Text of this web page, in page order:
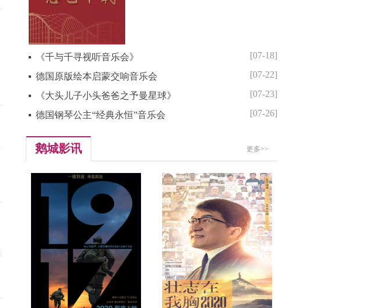
[07-18]
《千与千寻视听音乐会》
[07-22]
德国原版绘本启蒙交响音乐会
[07-23]
《大头儿子小头爸爸之予曼星球》
[07-26]
德国钢琴公主“经典永恒”音乐会
更多>>
鹅城影讯